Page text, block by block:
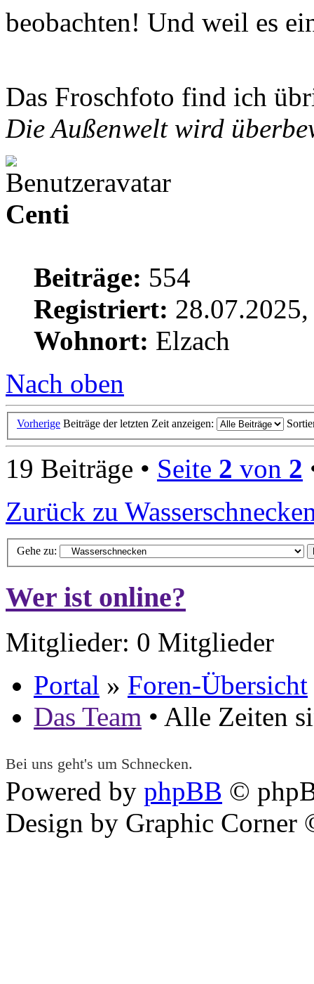
beobachten! Und weil es
Das Froschfoto find ich
Die Außenwelt wird
Centi
Beiträge: 554
Registriert:
Wohnort: Elzach
Nach oben
Vorherige Beiträge der letzten Zeit anzeigen:
19 Beiträge • Seite 2 von 2
Zurück zu
Gehe zu:
Wer ist online?
Mitglieder: 0 Mitglieder
Portal » Foren-Übersicht
Das Team • Alle Zeiten
Bei uns geht's um Schnecken.
Powered by phpBB ©
Design by Graphic Corner